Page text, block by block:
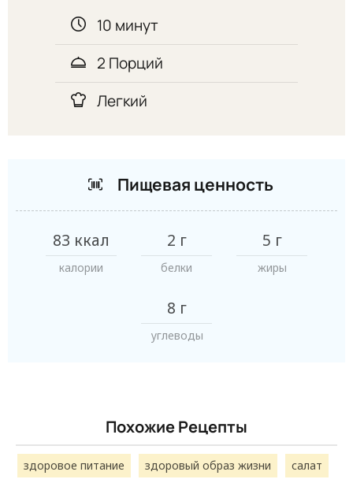
10 минут
2 Порций
Легкий
Пищевая ценность
83 ккал
калории
2 г
белки
5 г
жиры
8 г
углеводы
Похожие Рецепты
здоровое питание здоровый образ жизни салат